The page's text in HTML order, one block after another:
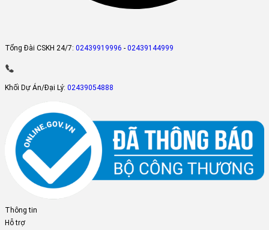
Tổng Đài CSKH 24/7: 02439919996 - 02439144999
Khối Dự Án/Đại Lý: 02439054888
Thông tin
Hỗ trợ